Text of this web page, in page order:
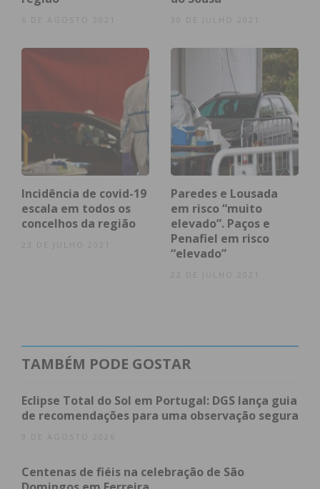
Por outro lado, as exportações para os Estados
(41,5% e 25,9%), “ainda não refletindo a crise
provocada pela pandemia”.
Subscreva a newsletter do
Imediato
Assine nossa newsletter por e-mail e
obtenha de forma regular a informação
atualizada.
condições
6 DE AGOSTO 2021
Incidência de covid-19
escala em todos os
concelhos da região
Paredes e Lousada
em risco “muito
elevado”. Paços e
Penafiel em risco
“elevado”
TAMBÉM PODE GOSTAR
Eclipse Total do Sol em Portugal: DGS lança guia
de recomendações para uma observação segura
9 DE AGOSTO 2026
Centenas de fiéis na celebração de São